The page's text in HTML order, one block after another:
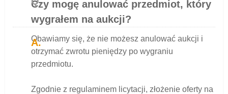
Czy mogę anulować przedmiot, który
wygrałem na aukcji?
Obawiamy się, że nie możesz anulować aukcji i
otrzymać zwrotu pieniędzy po wygraniu
przedmiotu.
Zgodnie z regulaminem licytacji, złożenie oferty na